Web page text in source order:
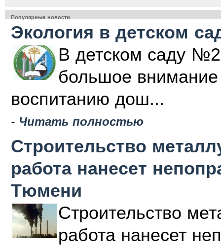
Популярные новости
Экология в детском
В детском саду
большое внимание
воспитанию дош...
- Читать полностью
Строительство
работа нанесет
Тюмени
Строительство
работа нанесет